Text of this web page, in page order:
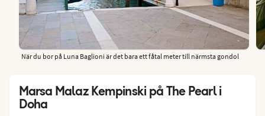
När du bor på Luna Baglioni är det bara ett fåtal meter till närmsta gondol
Marsa Malaz Kempinski på The Pearl i
Doha